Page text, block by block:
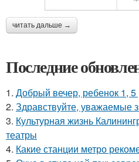
читать дальше →
Последние
1. Добрый вечер, ребенок 1, 5
2. Здравствуйте, уважаемые
3. Культурная жизнь
театры
4. Какие станции метро